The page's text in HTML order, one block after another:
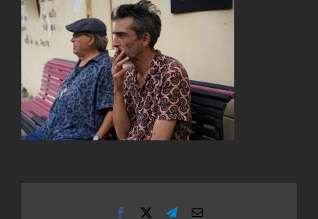
Facebook TelegramEmail